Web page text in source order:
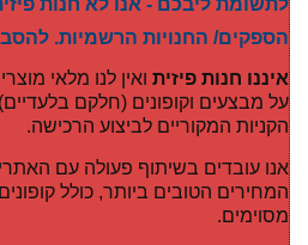
הספקים/ החנויות הרשמיות.
איננו חנות פיזית ואין לנו מלאי
על מבצעים וקופונים (חלקם
הקניות המקוריים לביצוע הרכישה.
אנו עובדים בשיתוף פעולה עם
המחירים הטובים ביותר, כולל
מסוימים.